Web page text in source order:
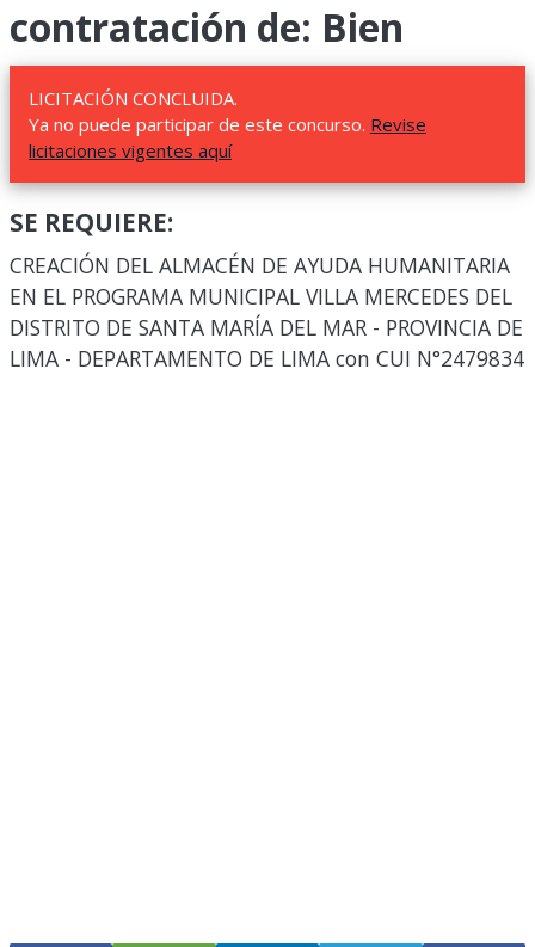
contratación de: Bien
LICITACIÓN CONCLUIDA.
Ya no puede participar de este concurso. Revise
licitaciones vigentes aquí
SE REQUIERE:
CREACIÓN DEL ALMACÉN DE AYUDA HUMANITARIA
EN EL PROGRAMA MUNICIPAL VILLA MERCEDES DEL
DISTRITO DE SANTA MARÍA DEL MAR - PROVINCIA DE
LIMA - DEPARTAMENTO DE LIMA con CUI N°2479834